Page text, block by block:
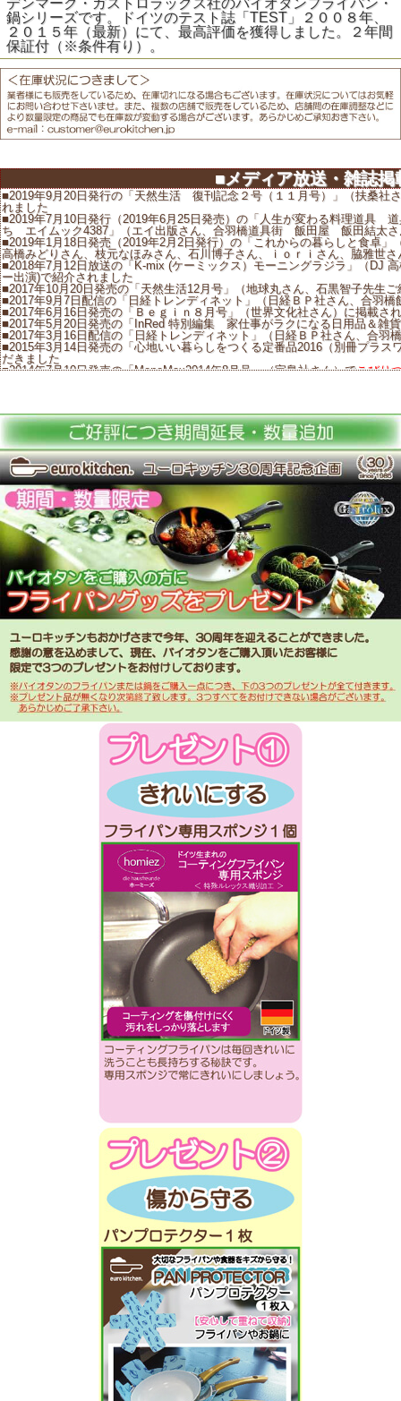
デンマーク・ガストロラックス社のバイオタンフライパン・
鍋シリーズです。ドイツのテスト誌「TEST」２００８年、
２０１５年（最新）にて、最高評価を獲得しました。２年間
保証付（※条件有り）。
■メディア放送・雑誌掲
■2019年9月20日発行の「天然生活 復刊記念２号（１１月号）」（扶桑社
れました
■2019年7月10日発行（2019年6月25日発売）の「人生が変わる料理道具
ち エイムック4387」（エイ出版さん、合羽橋道具街 飯田屋 飯田結太さ
■2019年1月18日発売（2019年2月2日発行）の「これからの暮らしと食卓
高橋みどりさん、枝元なほみさん、石川博子さん、ｉｏｒｉさん、脇雅世
■2018年7月12日放送の「K-mix (ケーミックス）モーニングラジラ」（DJ
ー出演)で紹介されました
■2017年10月20日発売の「天然生活12月号」（地球丸さん、石黒智子先生
■2017年9月7日配信の「日経トレンディネット」（日経ＢＰ社さん、合羽
■2017年6月16日発売の「Ｂｅｇｉｎ８月号」（世界文化社さん）に掲載さ
■2017年5月20日発売の「InRed 特別編集 家仕事がラクになる日用品＆雑
■2017年3月16日配信の「日経トレンディネット」（日経ＢＰ社さん、合羽
■2015年3月14日発売の「心地いい暮らしをつくる定番品2016（別冊プラ
だきました
■2014年7月10日発売の「MonoMax2014年8月号」（宝島社さん）でこびり
またそれぞれのサイズ、20cmガラス蓋と26ｃｍガラス蓋が使用されました
■2012年7月12日発売の「ふらいぱんノート」（ぱんとたまねぎさん）で益
■2012年4月10日発売の「クロワッサン特大号No.827（4月25日号）」（株
■2011年11月18日発売の別冊PLUS1LIVING「石黒智子 私が選んだ台所道
■2010年12月27日 食品メーカー顧問等で幅広くご活躍されている料理研
た
■ホテルニューオータニ料理人・博多さん内レストラン「カステリアンルー
■家庭画報10月号付録家庭画報Selection2010秋（世界文化社さん）で紹介さ
メディア掲載情報の詳細に関しましては、